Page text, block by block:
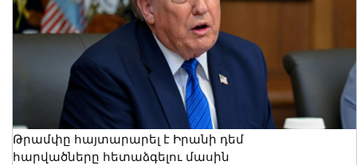
Հայտնաբերվել է անկանոն երթևեկող
օտարերկրյա համարանիշերով
«Նիվա»-ն․ տեսանյութ
06 Օգոստոս, 2026 18:26
Թրամփը հայտարարել է Իրանի դեմ
հարվածները հետաձգելու մասին